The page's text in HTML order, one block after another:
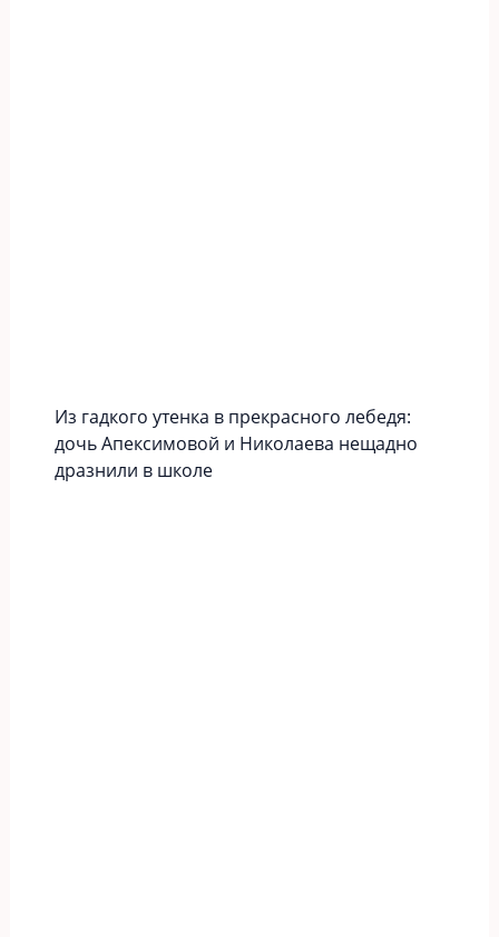
Из гадкого утенка в прекрасного лебедя:
дочь Апексимовой и Николаева нещадно
дразнили в школе